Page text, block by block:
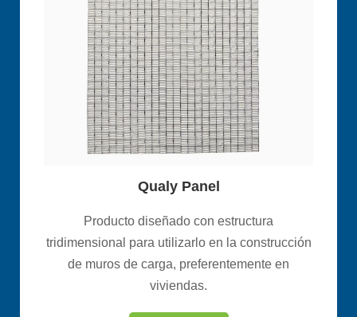
Qualy Panel
Producto diseñado con estructura
tridimensional para utilizarlo en la construcción
de muros de carga, preferentemente en
viviendas.